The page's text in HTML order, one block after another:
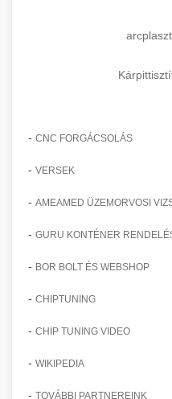
- CNC FORGÁCSOLÁS
- VERSEK
- AMEAMED ÜZEMORVOSI
- GURU KONTÉNER
- BOR BOLT ÉS WEBSHOP
- CHIPTUNING
- CHIP TUNING VIDEO
- WIKIPEDIA
- TOVÁBBI PARTNEREINK